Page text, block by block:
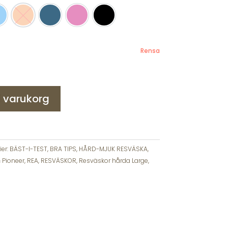
Ljusblå Orange PetrolblueRosa Svart
Rensa
varukorg
BÄST-I-TEST, BRA TIPS, HÅRD-MJUK RESVÄSKA,
Pioneer, REA, RESVÄSKOR, Resväskor hårda Large,